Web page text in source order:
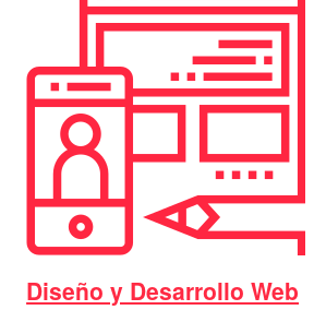
Diseño y Desarrollo Web